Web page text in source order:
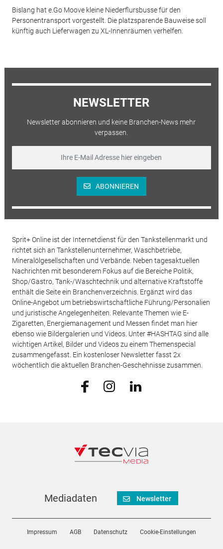
Bislang hat e.Go Moove kleine Niederflursbusse für den
Personentransport vorgestellt. Die platzsparende Bauweise soll
künftig auch Lieferwagen zu XL-Innenräumen verhelfen.
NEWSLETTER
Newsletter abonnieren und keine Branchen-News mehr
verpassen.
ABONNIEREN
Sprit+ Online ist der Internetdienst für den Tankstellenmarkt und
richtet sich an Tankstellenunternehmer, Waschbetriebe,
Mineralölgesellschaften und Verbände. Neben tagesaktuellen
Nachrichten mit besonderem Fokus auf die Bereiche Politik,
Shop/Gastro, Tank-/Waschtechnik und alternative Kraftstoffe
enthält die Seite ein Branchenverzeichnis. Ergänzt wird das
Online-Angebot um betriebswirtschaftliche Führung/Personalien
und juristische Angelegenheiten. Relevante Themen wie E-
Zigaretten, Energiemanagement und Messen findet man hier
ebenso wie Bildergalerien und Videos. Unter #HASHTAG sind alle
wichtigen Artikel, Bilder und Videos zu einem Themenspecial
zusammengefasst. Ein kostenloser Newsletter fasst 2x
wöchentlich die aktuellen Branchen-Geschehnisse zusammen.
Mediadaten Newsletter
Impressum AGB Datenschutz Cookie-Einstellungen